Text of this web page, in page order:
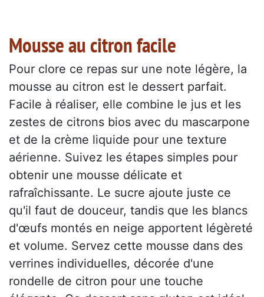
Mousse au citron facile
Pour clore ce repas sur une note légère, la
mousse au citron est le dessert parfait.
Facile à réaliser, elle combine le jus et les
zestes de citrons bios avec du mascarpone
et de la crème liquide pour une texture
aérienne. Suivez les étapes simples pour
obtenir une mousse délicate et
rafraîchissante. Le sucre ajoute juste ce
qu'il faut de douceur, tandis que les blancs
d'œufs montés en neige apportent légèreté
et volume. Servez cette mousse dans des
verrines individuelles, décorée d'une
rondelle de citron pour une touche